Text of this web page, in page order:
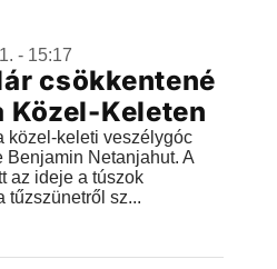
- 15:17
csökkentené
Közel-Keleten
közel-keleti veszélygóc
Benjamin Netanjahut. A
az ideje a túszok
tűzszünetről sz...